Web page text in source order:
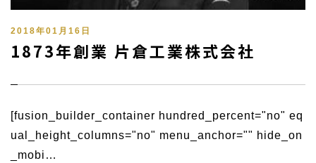
2018年01月16日
1873年創業 片倉工業株式会社
[fusion_builder_container hundred_percent="no" eq
ual_height_columns="no" menu_anchor="" hide_on
_mobi…